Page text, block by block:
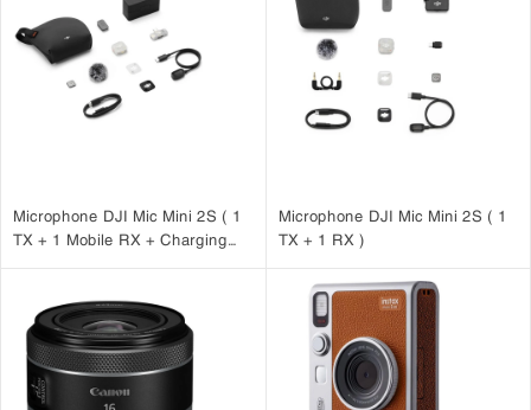
Microphone DJI Mic Mini 2S ( 1
TX + 1 Mobile RX + Charging
Microphone DJI Mic Mini 2S ( 1
TX + 1 RX )